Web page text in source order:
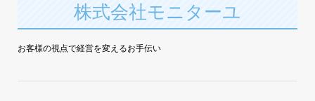
株式会社モニターユ
お客様の視点で経営を変えるお手伝い